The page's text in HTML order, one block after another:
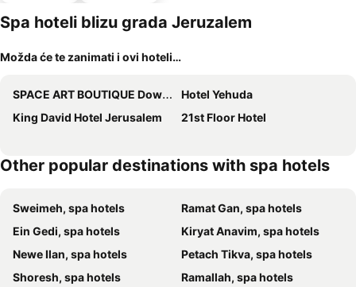
Spa hoteli blizu grada Jeruzalem
Možda će te zanimati i ovi hoteli…
SPACE ART BOUTIQUE Downtown
Hotel Yehuda
King David Hotel Jerusalem
21st Floor Hotel
Other popular destinations with spa hotels
Sweimeh, spa hotels
Ramat Gan, spa hotels
Ein Gedi, spa hotels
Kiryat Anavim, spa hotels
Newe Ilan, spa hotels
Petach Tikva, spa hotels
Shoresh, spa hotels
Ramallah, spa hotels